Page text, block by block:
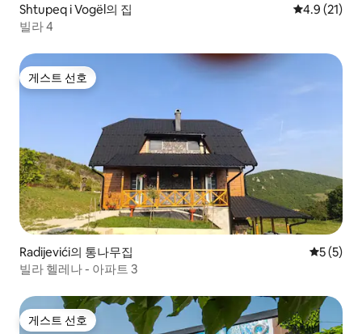
Shtupeq i Vogël의 집 평점 4.9점
4.9 (21)
빌라 4
게스트 선호
게스트 선호
Radijevići의 통나무집 평점 5점
5 (5)
빌라 헬레나 - 아파트 3
게스트 선호
게스트 선호